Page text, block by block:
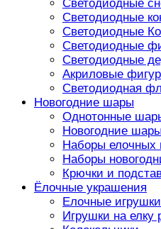
Светодиодные
Светодиодные
Светодиодные
Светодиодные
Светодиодные
Акриловые
Светодиодная
Новогодние шары
Однотонные
Новогодние
Наборы
Наборы
Крючки и
Ёлочные украшения
Елочные
Игрушки на елку